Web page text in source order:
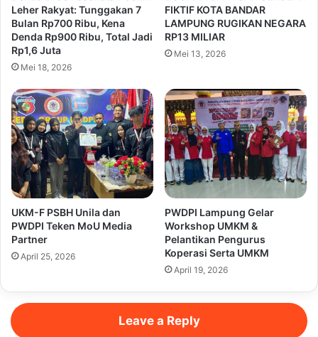
Leher Rakyat: Tunggakan 7
Bulan Rp700 Ribu, Kena
Denda Rp900 Ribu, Total Jadi
Rp1,6 Juta
Mei 18, 2026
FIKTIF KOTA BANDAR
LAMPUNG RUGIKAN NEGARA
RP13 MILIAR
Mei 13, 2026
UKM-F PSBH Unila dan
PWDPI Teken MoU Media
Partner
April 25, 2026
PWDPI Lampung Gelar
Workshop UMKM &
Pelantikan Pengurus
Koperasi Serta UMKM
April 19, 2026
Leave a Reply